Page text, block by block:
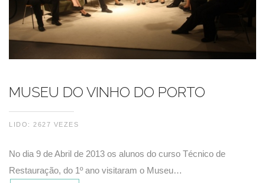
MUSEU DO VINHO DO PORTO
LIDO: 2627 VEZES
No dia 9 de Abril de 2013 os alunos do curso Técnico de
Restauração, do 1º ano visitaram o Museu…